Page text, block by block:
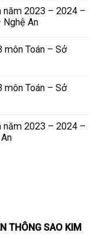
năm 2023 – 2024 –
Nghệ An
môn Toán – Sở
môn Toán – Sở
năm 2023 – 2024 –
THÔNG SAO KIM